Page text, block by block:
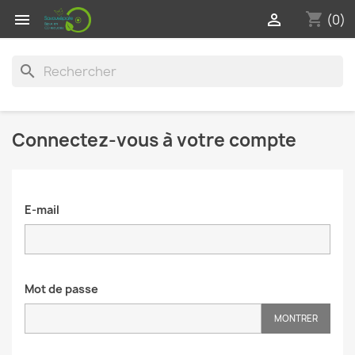
 shopping_cart (0)

search
Connectez-vous à votre compte
E-mail
Mot de passe
MONTRER